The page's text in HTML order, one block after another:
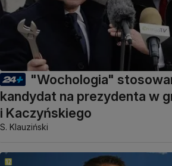
"Wochologia"
kandydat na prezydenta w
i Kaczyńskiego
S. Klauziński